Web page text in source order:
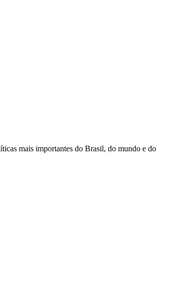
mais importantes do Brasil, do mundo e do